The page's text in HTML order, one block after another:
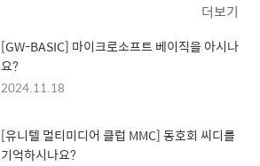
더보기
[GW-BASIC] 마이크로소프트 베이직을 아시나
요?
2024.11.18
[유니텔 멀티미디어 클럽 MMC] 동호회 씨디를
기억하시나요?